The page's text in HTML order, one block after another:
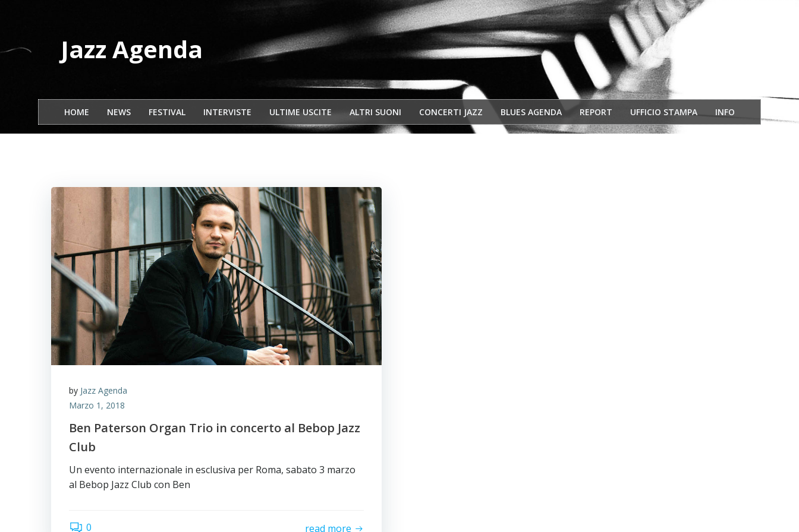
Jazz Agenda
HOME NEWS FESTIVAL INTERVISTE ULTIME USCITE ALTRI SUONI CONCERTI JAZZ BLUES AGENDA REPORT UFFICIO STAMPA INFO
by Jazz Agenda
Marzo 1, 2018
Ben Paterson Organ Trio in concerto al Bebop Jazz
Club
Un evento internazionale in esclusiva per Roma, sabato 3 marzo
al Bebop Jazz Club con Ben
0 read more